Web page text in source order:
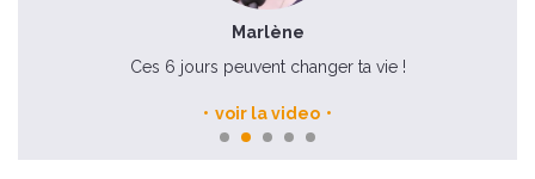
Marlène
Ces 6 jours peuvent changer ta vie !
voir la video